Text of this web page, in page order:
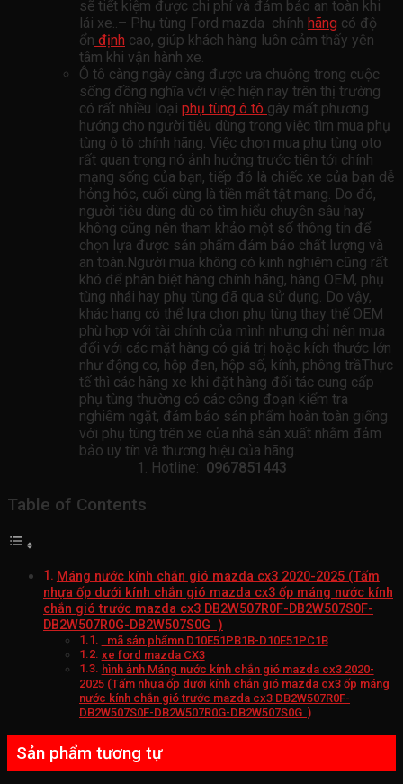
sẽ tiết kiệm được chi phí và đảm bảo an toàn khi
lái xe..– Phụ tùng Ford mazda chính hãng có độ
ổn định cao, giúp khách hàng luôn cảm thấy yên
tâm khi vận hành xe.
Ô tô càng ngày càng được ưa chuộng trong cuộc
sống đồng nghĩa với việc hiện nay trên thị trường
có rất nhiều loại phụ tùng ô tô gây mất phương
hướng cho người tiêu dùng trong việc tìm mua phụ
tùng ô tô chính hãng. Việc chọn mua phụ tùng oto
rất quan trọng nó ảnh hưởng trước tiên tới chính
mạng sống của bạn, tiếp đó là chiếc xe của bạn dễ
hỏng hóc, cuối cùng là tiền mất tật mang. Do đó,
người tiêu dùng dù có tìm hiểu chuyên sâu hay
không cũng nên tham khảo một số thông tin để
chọn lựa được sản phẩm đảm bảo chất lượng và
an toàn.Người mua không có kinh nghiệm cũng rất
khó để phân biệt hàng chính hãng, hàng OEM, phụ
tùng nhái hay phụ tùng đã qua sử dụng. Do vậy,
khác hang có thể lựa chọn phụ tùng thay thế OEM
phù hợp với tài chính của mình nhưng chỉ nên mua
đối với các mặt hàng có giá trị hoặc kích thước lớn
như động cơ, hộp đen, hộp số, kính, phông trầThực
tế thì các hãng xe khi đặt hàng đối tác cung cấp
phụ tùng thường có các công đoạn kiểm tra
nghiêm ngặt, đảm bảo sản phẩm hoàn toàn giống
với phụ tùng trên xe của nhà sản xuất nhằm đảm
bảo uy tín và thương hiệu của hãng.
Hotline: 0967851443
Table of Contents
Máng nước kính chắn gió mazda cx3 2020-2025 (Tấm
nhựa ốp dưới kính chắn gió mazda cx3 ốp máng nước kính
chắn gió trước mazda cx3 DB2W507R0F-DB2W507S0F-
DB2W507R0G-DB2W507S0G )
mã sản phẩmn D10E51PB1B-D10E51PC1B
xe ford mazda CX3
hình ảnh Máng nước kính chắn gió mazda cx3 2020-
2025 (Tấm nhựa ốp dưới kính chắn gió mazda cx3 ốp máng
nước kính chắn gió trước mazda cx3 DB2W507R0F-
DB2W507S0F-DB2W507R0G-DB2W507S0G )
Sản phẩm tương tự